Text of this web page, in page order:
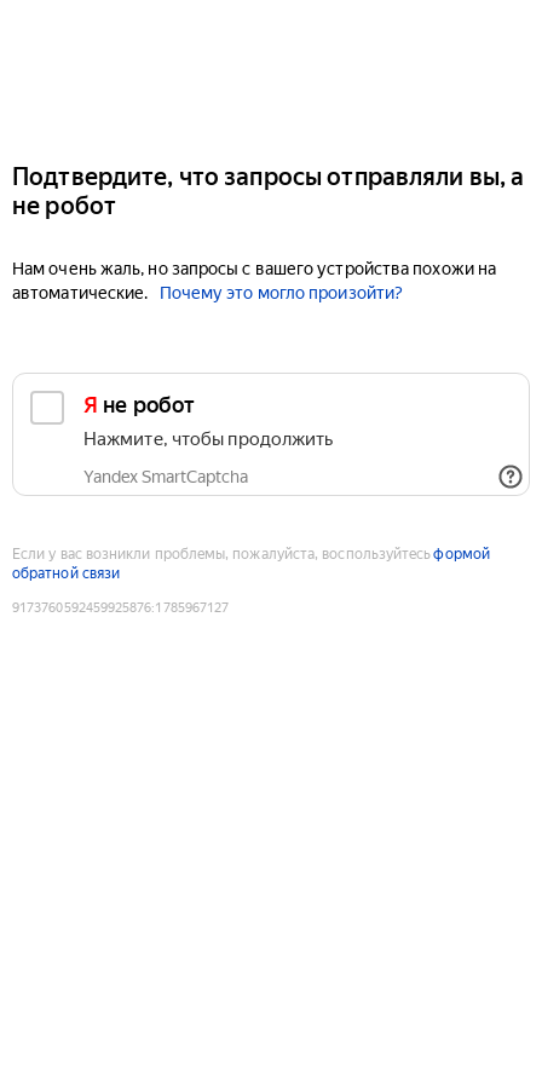
Подтвердите, что запросы отправляли вы, а
не робот
Нам очень жаль, но запросы с вашего устройства похожи на
автоматические.
Почему это могло произойти?
Я не робот
Нажмите, чтобы продолжить
Yandex SmartCaptcha
Если у вас возникли проблемы, пожалуйста, воспользуйтесьформой
обратной связи
9173760592459925876:1785967127